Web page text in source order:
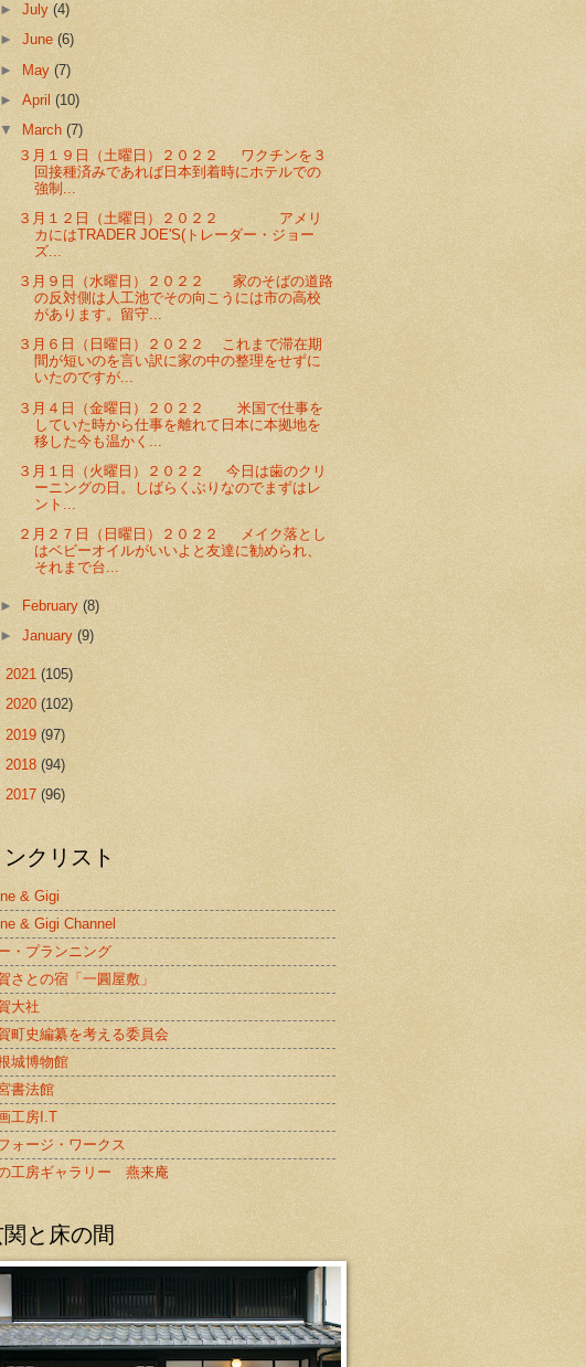
►July(4)
►June(6)
► May(7)
►April(10)
▼
March(7)
３月１９日（土曜日）２０２２ ワクチンを３
回接種済みであれば日本到着時にホテルでの
強制...
３月１２日（土曜日）２０２２ アメリ
カにはTRADER JOE'S(トレーダー・ジョー
ズ...
３月９日（水曜日）２０２２ 家のそばの道路
の反対側は人工池でその向こうには市の高校
があります。留守...
３月６日（日曜日）２０２２ これまで滞在期
間が短いのを言い訳に家の中の整理をせずに
いたのですが...
３月４日（金曜日）２０２２ 米国で仕事を
していた時から仕事を離れて日本に本拠地を
移した今も温かく...
３月１日（火曜日）２０２２ 今日は歯のクリ
ーニングの日。しばらくぶりなのでまずはレ
ント...
２月２７日（日曜日）２０２２ メイク落とし
はベビーオイルがいいよと友達に勧められ、
それまで台...
► February(8)
►January(9)
2021 (105)
2020 (102)
2019 (97)
2018 (94)
2017 (96)
ンクリスト
& Gigi
& Gigi Channel
・プランニング
さとの宿「一圓屋敷」
大社
町史編纂を考える委員会
城博物館
書法館
工房I.T
ォージ・ワークス
工房ギャラリー 燕来庵
と床の間